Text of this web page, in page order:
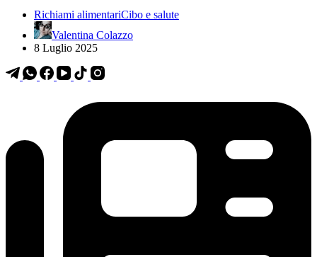
Richiami alimentariCibo e salute
Valentina Colazzo
8 Luglio 2025